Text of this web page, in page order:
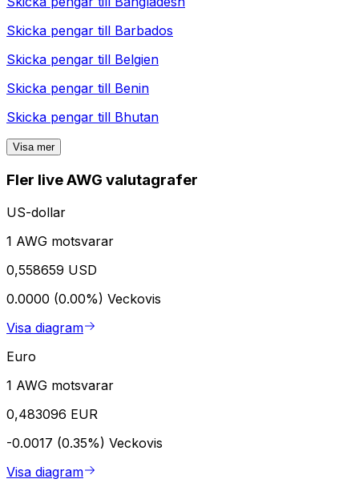
Skicka pengar till Barbados
Skicka pengar till Belgien
Skicka pengar till Benin
Skicka pengar till Bhutan
Visa mer
Fler live AWG valutagrafer
US-dollar
1 AWG motsvarar
0,558659 USD
0.0000 (0.00%) Veckovis
Visa diagram
Euro
1 AWG motsvarar
0,483096 EUR
-0.0017 (0.35%) Veckovis
Visa diagram